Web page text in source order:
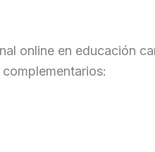
online en educación